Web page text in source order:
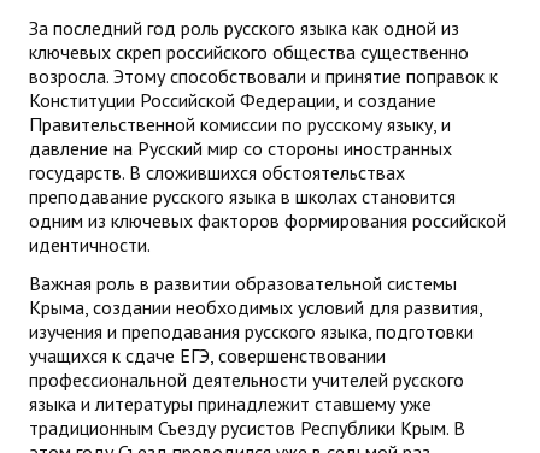
ДПО
Профессиональная переподготовка
Повышение квалификации
КОНТАКТЫ
За последний год роль русского языка как одной из
ключевых скреп российского общества существенно
возросла. Этому способствовали и принятие поправок к
Конституции Российской Федерации, и создание
Правительственной комиссии по русскому языку, и
давление на Русский мир со стороны иностранных
государств. В сложившихся обстоятельствах
преподавание русского языка в школах становится
одним из ключевых факторов формирования российской
идентичности.
Важная роль в развитии образовательной системы
Крыма, создании необходимых условий для развития,
изучения и преподавания русского языка, подготовки
учащихся к сдаче ЕГЭ, совершенствовании
профессиональной деятельности учителей русского
языка и литературы принадлежит ставшему уже
традиционным Съезду русистов Республики Крым. В